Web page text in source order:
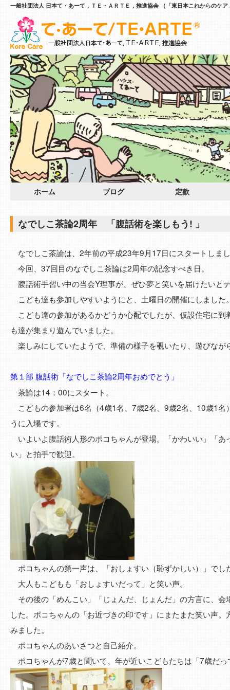
一般社団法人 日本て・あーて，ＴＥ・ＡＲＴＥ，推進協会 （「東日本これからのケ
ホーム ブログ 定款
なでしこ茶論2周年 「腹話術を楽しもう! 」
なでしこ茶論は、2年前の平成23年9月17日にスタートしま
今回、37回目のなでしこ茶論は2周年の記念すべき日。
腹話術手習い中の当会Y理事が、ぜひ夢と笑いを届けたいと
こども達も参加しやすいようにと、土曜日の開催にしました
こども達の参加があるかどうか心配でしたが、仮設住宅に到
も達が集まり遊んでいました。
楽しみにしていたようで、準備の様子を覗いたり、遊びなが
第１部 腹話術「なでしこ茶論2周年おめでとう」
茶論は14：00にスタート。
こどもの参加者は6名（4歳1名、7歳2名、9歳2名、10歳1名
うに入場です。
いよいよ腹話術人形のポコちゃんが登場。「かわいい」「あ
い」と拍手で歓迎。
ポコちゃんの第一声は、「おしょすい（恥ずかしい）」でし
大人もこどもも「おしょすいだって」と笑い声。
その後の「めんこい」「じょんだ、じょんだ」の方言に、会
した。ポコちゃんの「お近づきの印です」にまたまた笑い声
みました。
ポコちゃんのあいさつと自己紹介。
ポコちゃんが7歳と聞いて、年が近いこどもたちは「7歳だ